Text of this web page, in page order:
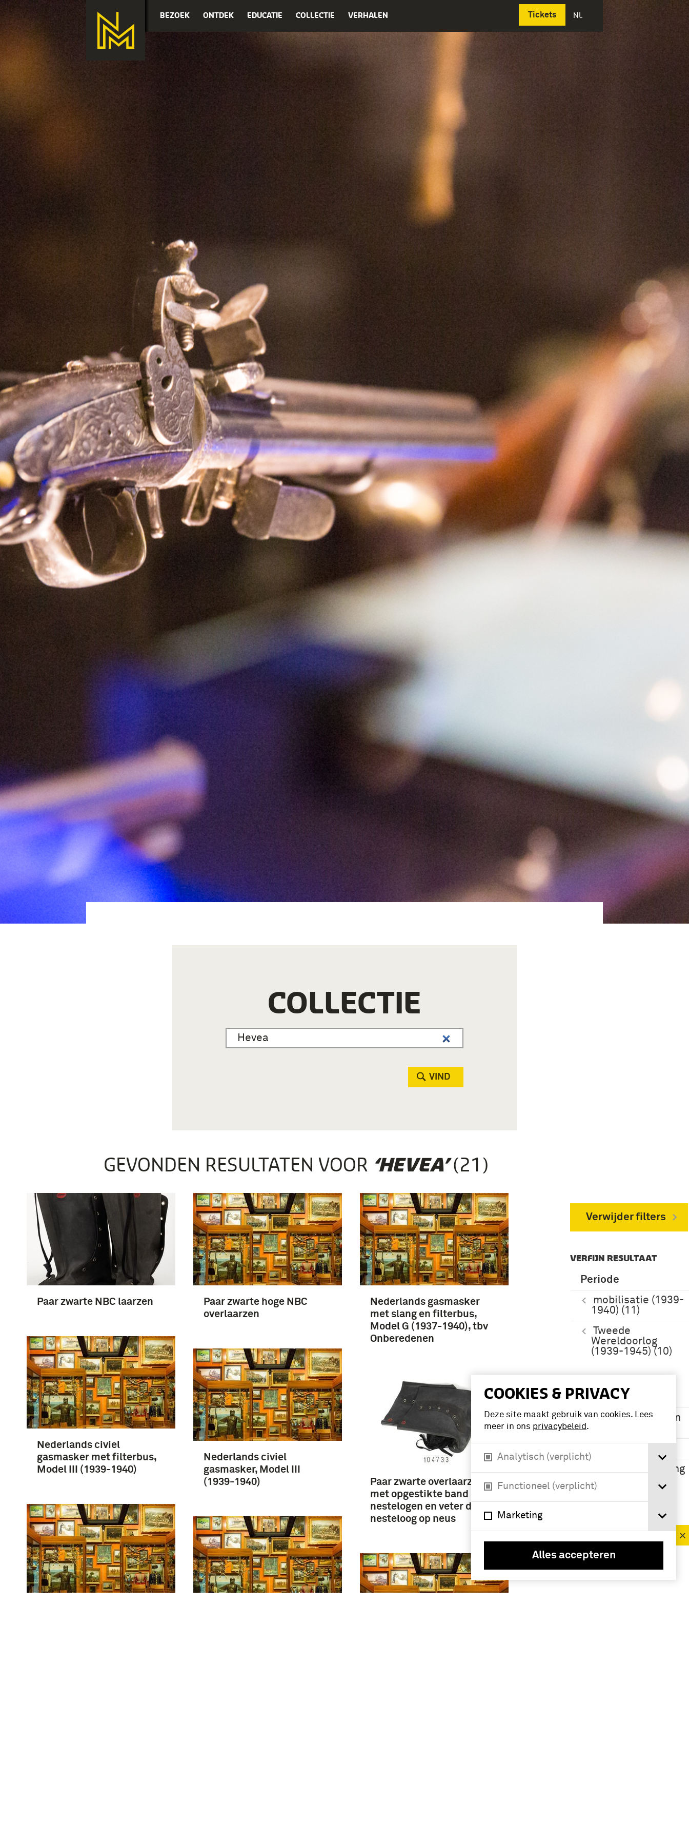
BEZOEK ONTDEK EDUCATIE COLLECTIE VERHALEN Tickets NL
Deutsch
COOKIES & PRIVACY
Deze site maakt gebruik van cookies. Lees
meer in ons privacybeleid.
Analytisch (verplicht)
Functioneel (verplicht)
Marketing
Alles accepteren
COLLECTIE
VIND
GEVONDEN RESULTATEN VOOR ‘HEVEA’(21)
Verwijder filters
VERFIJN RESULTAAT
Periode
mobilisatie (1939-
1940) (11)
Tweede
Wereldoorlog
(1939-1945) (10)
Namen /
instellingen
Alle dienstvakken
Luchtbescherming
(8)
Paar zwarte NBC laarzen
Nederlands civiel
gasmasker met filterbus,
Model III (1939-1940)
Paar zwarte hoge NBC
overlaarzen
Nederlands civiel
gasmasker, Model III
(1939-1940)
Nederlands gasmasker
met slang en filterbus,
Model G (1937-1940), tbv
Onberedenen
Paar zwarte overlaarzen
met opgestikte band met
nestelogen en veter door
nesteloog op neus